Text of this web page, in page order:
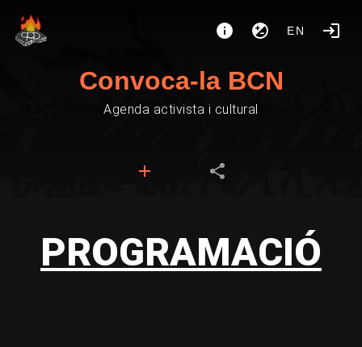
EN
Convoca-la BCN
Agenda activista i cultural
PROGRAMACIÓ